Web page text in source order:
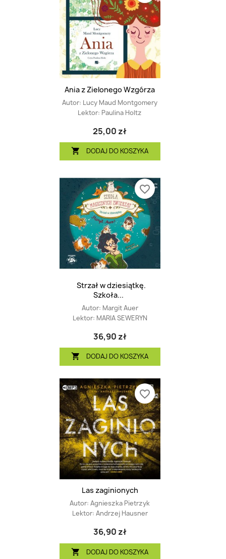
Ania z Zielonego Wzgórza
Autor: Lucy Maud Montgomery
Lektor: Paulina Holtz
25,00 zł
 DODAJ DO KOSZYKA
Strzał w dziesiątkę.
Szkoła...
Autor: Margit Auer
Lektor: MARIA SEWERYN
36,90 zł
 DODAJ DO KOSZYKA
favorite_border
Las zaginionych
Autor: Agnieszka Pietrzyk
Lektor: Andrzej Hausner
36,90 zł
 DODAJ DO KOSZYKA
favorite_border